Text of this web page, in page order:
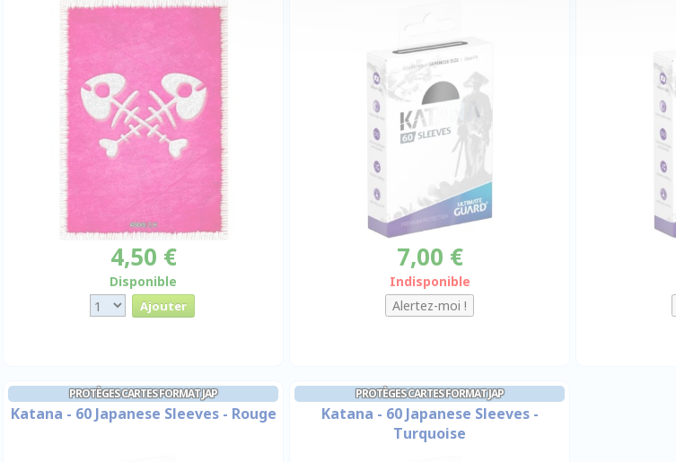
4,50 €
Disponible
7,00 €
Indisponible
PROTÈGES CARTES FORMAT JAP
Katana - 60 Japanese Sleeves - Rouge
PROTÈGES CARTES FORMAT JAP
Katana - 60 Japanese Sleeves -
Turquoise